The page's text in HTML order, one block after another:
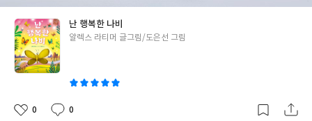
각이 듭니다. 오늘 날이 좋아 오랜만에 온가족이 산에 다녀왔어요.
셋째가 뱃속에 있을 때를 마지막으로 굉장히 오랜만에 올라가는 산
이었지요. 굽이굽이 굽이치는 굴곡진 오르막을 따라 오르는 길이,
기억에서보다 더욱 가파르고 아찔하더군요. 육아 역시 그렇겠지요.
육아라는 커다란 산의 초입, 지금 눈 앞의 짧은 경사에도 다리가 풀
무나 멀게만 느껴집니다. 그러나 시간이 밀고가는 이 길 위의 굴곡은
나비가 된 프랭크도 마찬가지에요. 굉장히 화려한 자신의 모습에서
부족함을 찾는 친구들 사이에서 프랭크는 말하죠. "나는 그냥 이파
리에 찰싹 매달려 있는 애벌레였는데지금은 튼튼한 날개가 생겼어.
늘 가 보고 싶었던 저 강에도 갈 수 있고,예쁜 꽃을 찾아서 온 세상을
돌아다닐 수도 있다구!와, 당장 갈래!" 평범한 애벌레였을 시절에
복을 찾아내고 맙니다. 그리고 그런 그를 따라 수많은 벌레들이 함께
사
난 행복한 나비
글
알렉스 라티머 글그림/도은선 그림
좋
0
댓
0
작